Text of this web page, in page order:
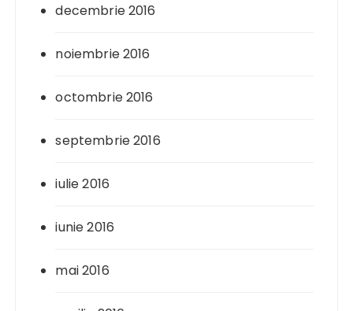
decembrie 2016
noiembrie 2016
octombrie 2016
septembrie 2016
iulie 2016
iunie 2016
mai 2016